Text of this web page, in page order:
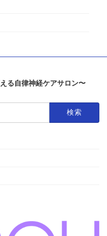
る自律神経ケアサロン〜